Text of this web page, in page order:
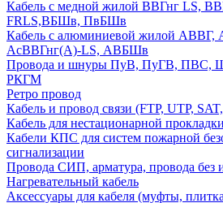
Кабель с медной жилой ВВГнг LS,
FRLS,ВБШв, ПвБШв
Кабель с алюминиевой жилой
АсВВГнг(А)-LS, АВБШв
Провода и шнуры ПуВ, ПуГВ,
РКГМ
Ретро провод
Кабель и провод связи (FTP, UTP,
Кабель для нестационарной
Кабели КПС для систем пожарной
сигнализации
Провода СИП, арматура, провода без
Нагревательный кабель
Аксессуары для кабеля (муфты,